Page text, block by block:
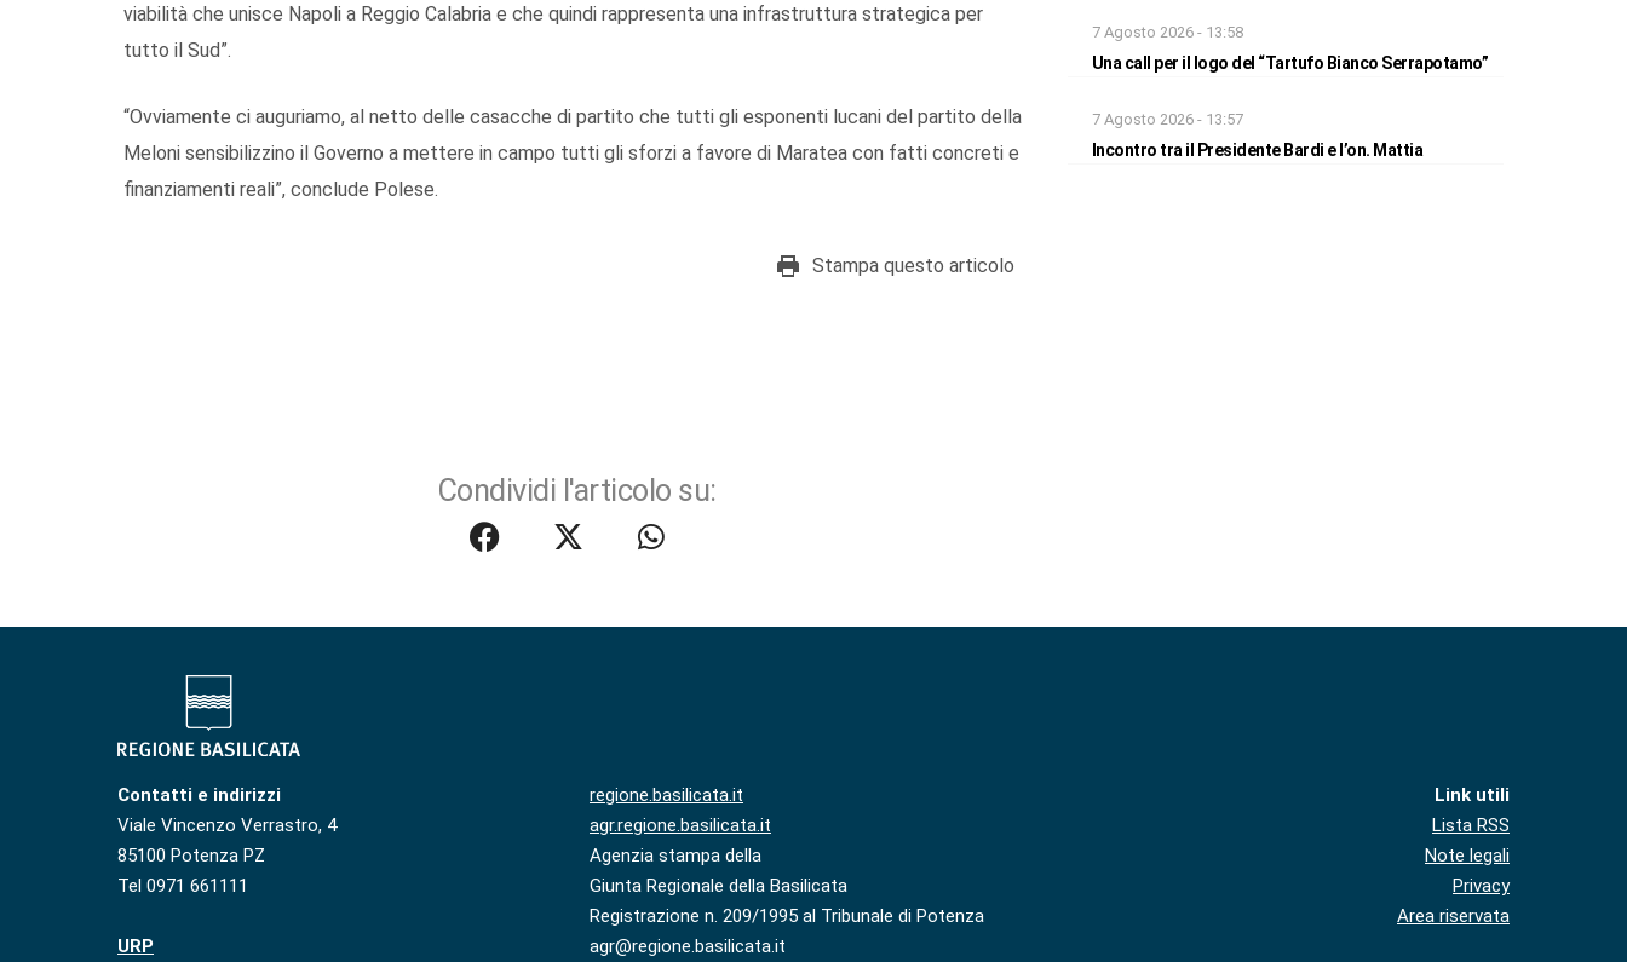
viabilità che unisce Napoli a Reggio Calabria e che quindi rappresenta una infrastruttura strategica per
tutto il Sud”.
“Ovviamente ci auguriamo, al netto delle casacche di partito che tutti gli esponenti lucani del partito della
Meloni sensibilizzino il Governo a mettere in campo tutti gli sforzi a favore di Maratea con fatti concreti e
finanziamenti reali”, conclude Polese.
Stampa questo articolo
Condividi l'articolo su:
7 Agosto 2026 - 13:58
Una call per il logo del “Tartufo Bianco Serrapotamo”
7 Agosto 2026 - 13:57
Incontro tra il Presidente Bardi e l’on. Mattia
Contatti e indirizzi
Viale Vincenzo Verrastro, 4
85100 Potenza PZ
Tel 0971 661111
URP
regione.basilicata.it
agr.regione.basilicata.it
Agenzia stampa della
Giunta Regionale della Basilicata
Registrazione n. 209/1995 al Tribunale di Potenza
agr@regione.basilicata.it
Link utili
Lista RSS
Note legali
Privacy
Area riservata